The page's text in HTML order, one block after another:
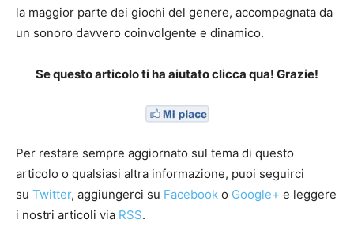
la maggior parte dei giochi del genere, accompagnata da
un sonoro davvero coinvolgente e dinamico.
Se questo articolo ti ha aiutato clicca qua! Grazie!
Per restare sempre aggiornato sul tema di questo
articolo o qualsiasi altra informazione, puoi seguirci
su Twitter, aggiungerci su Facebook o Google+ e leggere
i nostri articoli via RSS.